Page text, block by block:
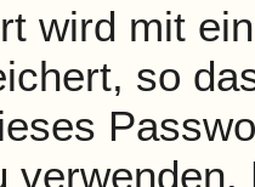
wird mit
so